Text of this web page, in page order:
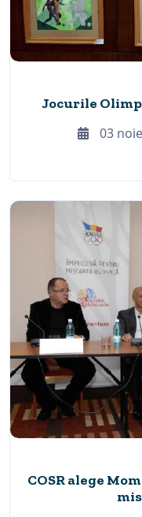
Jocurile
03
COSR alege